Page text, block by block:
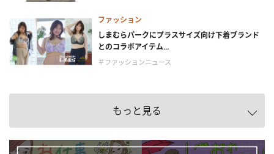
ファッション
しまむらパークにプラスサイズ向け下着ブランド
とのコラボアイテム...
＃ファッションニュース
もっと見る